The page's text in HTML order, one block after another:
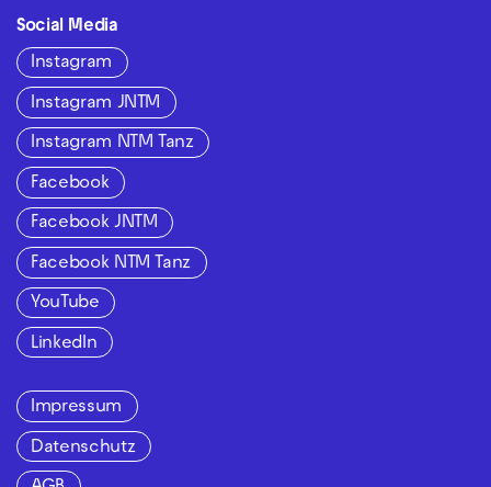
Social Media
Instagram
Instagram JNTM
Instagram NTM Tanz
Facebook
Facebook JNTM
Facebook NTM Tanz
YouTube
LinkedIn
Impressum
Datenschutz